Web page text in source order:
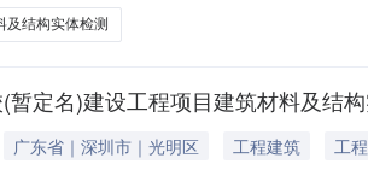
及结构实体检测
暂定名)建设工程项目建筑材料及结
广东省｜深圳市｜光明区 工程建筑
工程